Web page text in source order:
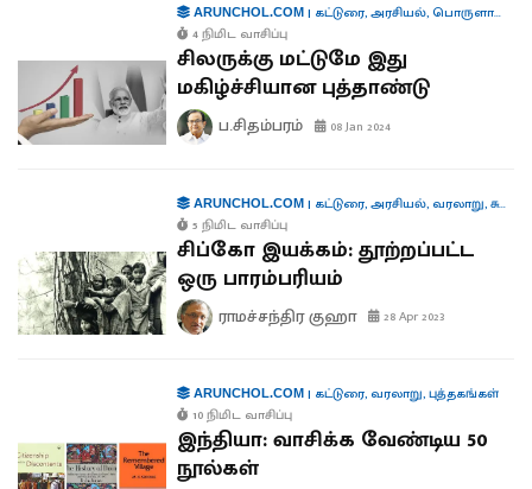
ARUNCHOL.COM| கட்டுரை,அரசியல்,பொருளாதாரம்
4 நிமிட வாசிப்பு
சிலருக்கு மட்டுமே இது
மகிழ்ச்சியான புத்தாண்டு
ப.சிதம்பரம் 08 Jan 2024
ARUNCHOL.COM| கட்டுரை,அரசியல், வரலாறு,சுற்றுச்சூழல்
5 நிமிட வாசிப்பு
சிப்கோ இயக்கம்: தூற்றப்பட்ட
ஒரு பாரம்பரியம்
ராமச்சந்திர குஹா 28 Apr 2023
ARUNCHOL.COM| கட்டுரை, வரலாறு,புத்தகங்கள்
10 நிமிட வாசிப்பு
இந்தியா: வாசிக்க வேண்டிய 50
நூல்கள்